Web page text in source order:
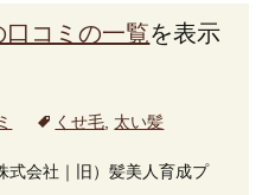
コミの一覧を表示
くせ毛, 太い髪
式会社｜旧）髪美人育成プ